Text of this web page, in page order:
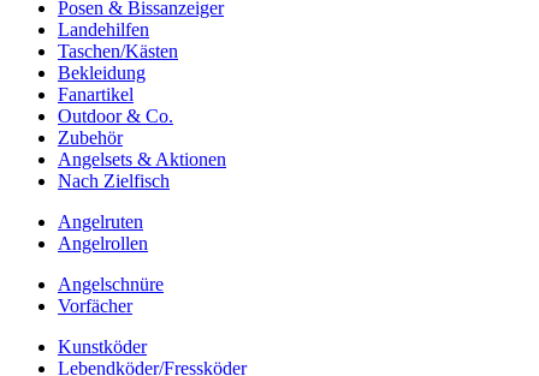
Posen & Bissanzeiger
Landehilfen
Taschen/Kästen
Bekleidung
Fanartikel
Outdoor & Co.
Zubehör
Angelsets & Aktionen
Nach Zielfisch
Angelruten
Angelrollen
Angelschnüre
Vorfächer
Kunstköder
Lebendköder/Fressköder